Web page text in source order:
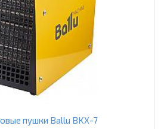
пушки Ballu BKX-7